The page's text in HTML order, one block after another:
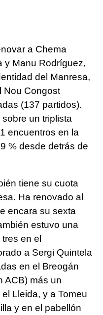
a Chema
y Manu Rodríguez,
del Manresa,
Nou Congost
(137 partidos).
un triplista
encuentros en la
% desde detrás de
tiene su cuota
Ha renovado al
encara su sexta
estuvo una
en el
a Sergi Quintela
en el Breogán
ACB) más un
Lleida, y a Tomeu
y en el pabellón